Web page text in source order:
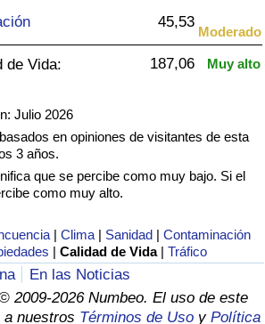
45,53
Moderado
de Vida: 187,06
Muy alto
Julio 2026
en opiniones de visitantes de esta
3 años.
que se percibe como muy bajo. Si el
como muy alto.
|Clima | Sanidad |Contaminación
|Calidad de Vida |Tráfico
En las Noticias
2009-2026 Numbeo. El uso de este
nuestros Términos de Uso y Política
por País
(Actual)
por País